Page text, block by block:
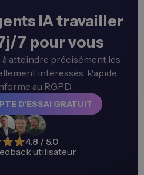
IA travailler
7 pour vous
à atteindre précisément les
intéressés. Rapide.
au RGPD.
D'ESSAI GRATUIT
4.8 / 5.0
utilisateur